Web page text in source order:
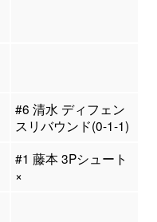
#6 清水 ディフェン
スリバウンド(0-1-1)
#1 藤本 3Pシュート
×